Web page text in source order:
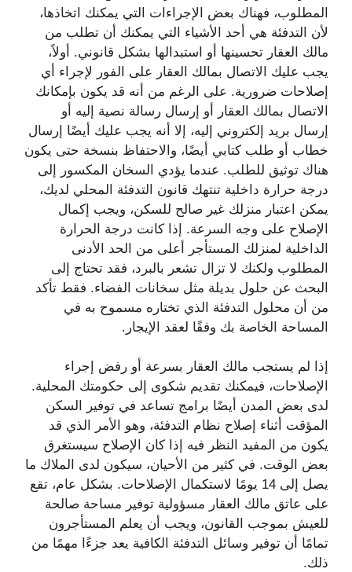
المطلوب، فهناك بعض الإجراءات التي يمكنك اتخاذها،
لأن التدفئة هي أحد الأشياء التي يمكنك أن تطلب من
مالك العقار تحسينها أو استبدالها بشكل قانوني. أولاً،
يجب عليك الاتصال بمالك العقار على الفور لإجراء أي
إصلاحات ضرورية. على الرغم من أنه قد يكون بإمكانك
الاتصال بمالك العقار أو إرسال رسالة نصية إليه أو
إرسال بريد إلكتروني إليه، إلا أنه يجب عليك أيضًا إرسال
خطاب أو طلب كتابي أيضًا، والاحتفاظ بنسخة حتى يكون
هناك توثيق للطلب. عندما يؤدي السخان المكسور إلى
درجة حرارة داخلية تنتهك قانون التدفئة المحلي لديك،
يمكن اعتبار منزلك غير صالح للسكن، ويجب إكمال
الإصلاح على وجه السرعة. إذا كانت درجة الحرارة
الداخلية لمنزلك المستأجر أعلى من الحد الأدنى
المطلوب ولكنك لا تزال تشعر بالبرد، فقد تحتاج إلى
البحث عن حلول بديلة مثل سخانات الفضاء. فقط تأكد
من أن محلول التدفئة الذي تختاره مسموح به في
المساحة الخاصة بك وفقًا لعقد الإيجار.
إذا لم يستجب مالك العقار بسرعة أو رفض إجراء
الإصلاحات، فيمكنك تقديم شكوى إلى حكومتك المحلية.
لدى بعض المدن أيضًا برامج تساعد في توفير السكن
المؤقت أثناء إصلاح نظام التدفئة، وهو الأمر الذي قد
يكون من المفيد النظر فيه إذا كان الإصلاح سيستغرق
بعض الوقت. في كثير من الأحيان، سيكون لدى الملاك ما
يصل إلى 14 يومًا لاستكمال الإصلاحات. بشكل عام، تقع
على عاتق مالك العقار مسؤولية توفير مساحة صالحة
للعيش بموجب القانون، ويجب أن يعلم المستأجرون
تمامًا أن توفير وسائل التدفئة الكافية يعد جزءًا مهمًا من
ذلك.